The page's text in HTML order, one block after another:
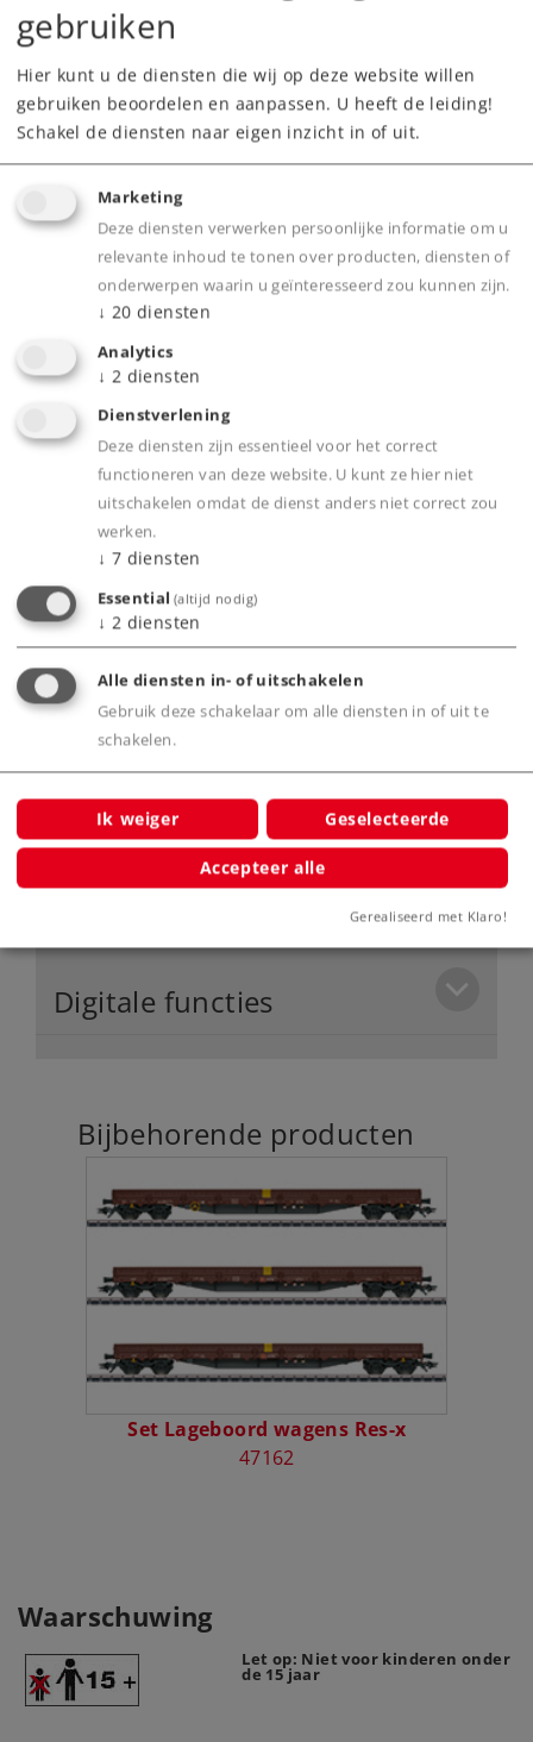
Pantografen kunnen digitaal op- en neer
bewegen.
Telex koppelingen voor en achter digitaal
onafhankelijk te bedienen.
Met buffercondensator voor het overbruggen
van korte stroomloze railsecties.
Met automatische ontkoppelingsprocedure.
Verlichting in de stuurtafel digitaal te
bedienen.
Verlichting in de machinekamer digitaal te
bedienen.
Bufferhoogte volgens NEM.
Onderstel en opbouw grotendeels gemaakt
van metaal.
Met talrijke los gemonteerde
detailonderdelen.
Met digitale mfx+ decoder en uitgebreide
geluidsfuncties.
Product
Productinfo
Digitale functies
Bijbehorende producten
Set Lageboord wagens Res-x
47162
Waarschuwing
Let op: Niet voor kinderen onder
de 15 jaar
gebruiken
Hier kunt u de diensten die wij op deze website willen
gebruiken beoordelen en aanpassen. U heeft de leiding!
Schakel de diensten naar eigen inzicht in of uit.
Marketing
Deze diensten verwerken persoonlijke informatie om u
relevante inhoud te tonen over producten, diensten of
onderwerpen waarin u geïnteresseerd zou kunnen zijn.
↓ 20 diensten
Analytics
↓ 2 diensten
Dienstverlening
Deze diensten zijn essentieel voor het correct
functioneren van deze website. U kunt ze hier niet
uitschakelen omdat de dienst anders niet correct zou
werken.
↓ 7 diensten
Essential (altijd nodig)
↓ 2 diensten
Alle diensten in- of uitschakelen
Gebruik deze schakelaar om alle diensten in of uit te
schakelen.
Ik weiger Geselecteerde
Accepteer alle
Gerealiseerd met Klaro!